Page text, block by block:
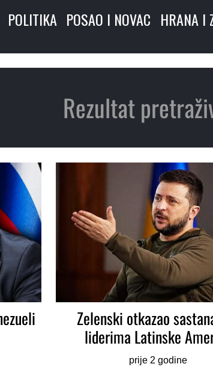
POLITIKA POSAO I NOVAC HRANA I
Rezultat
Zelenski otkazao
liderima Latinske
prije 2 godine